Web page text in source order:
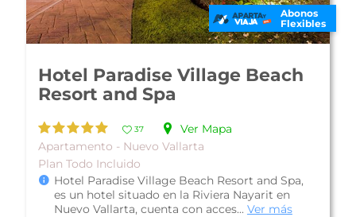
Abonos
Flexibles
Hotel Paradise Village Beach
Resort and Spa
37
Ver Mapa
Apartamento - Nuevo Vallarta
Plan Todo Incluido
Hotel Paradise Village Beach Resort and Spa,
es un hotel situado en la Riviera Nayarit en
Nuevo Vallarta, cuenta con acces... Ver más